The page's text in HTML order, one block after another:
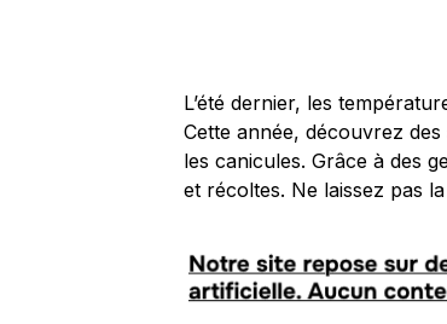
L’été dernier, les
Cette année, découvrez
les canicules. Grâce à des
et récoltes. Ne laissez pas